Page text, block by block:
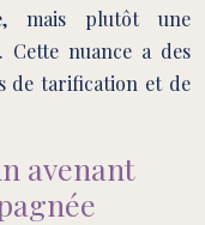
mais plutôt une
nuance a des
de tarification et de
avenant